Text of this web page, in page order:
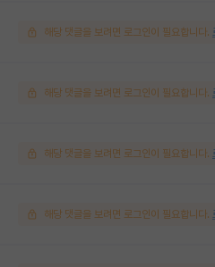
해당 댓글을 보려면 로그인이 필요합니다.
해당 댓글을 보려면 로그인이 필요합니다.
해당 댓글을 보려면 로그인이 필요합니다.
해당 댓글을 보려면 로그인이 필요합니다.